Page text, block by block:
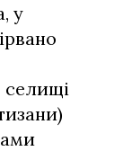
у
селищі